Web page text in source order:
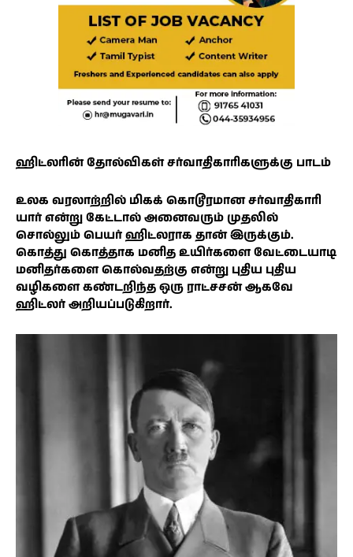
ஹிட்லரின் தோல்விகள் சர்வாதிகாரிகளுக்கு பாடம்
உலக வரலாற்றில் மிகக் கொடூரமான சர்வாதிகாரி
யார் என்று கேட்டால் அனைவரும் முதலில்
சொல்லும் பெயர் ஹிட்லராக தான் இருக்கும்.
கொத்து கொத்தாக மனித உயிர்களை வேட்டையாடி
மனிதர்களை கொல்வதற்கு என்று புதிய புதிய
வழிகளை கண்டறிந்த ஒரு ராட்சசன் ஆகவே
ஹிட்லர் அறியப்படுகிறார்.